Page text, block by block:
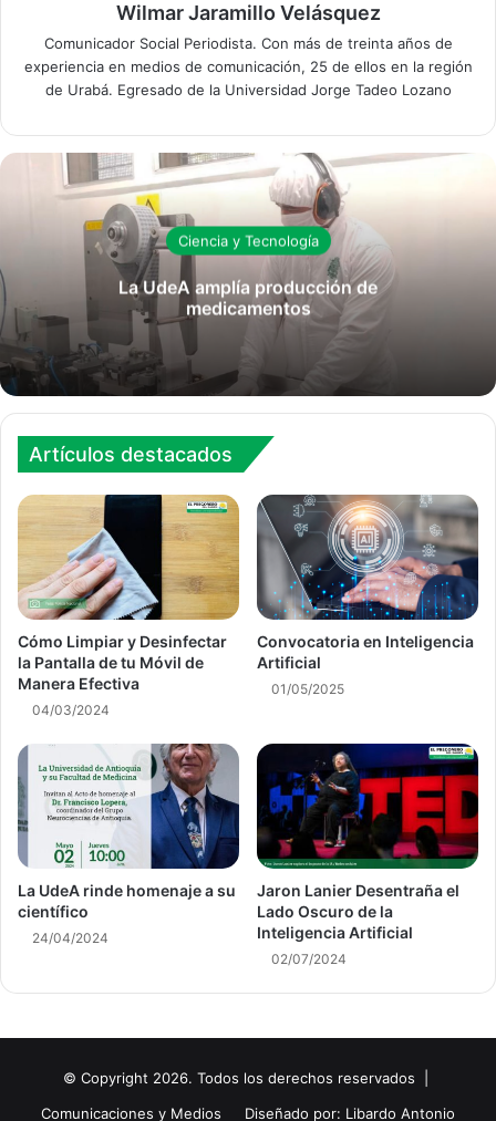
Wilmar Jaramillo Velásquez
Comunicador Social Periodista. Con más de treinta años de
experiencia en medios de comunicación, 25 de ellos en la región
de Urabá. Egresado de la Universidad Jorge Tadeo Lozano
Ciencia y Tecnología
La UdeA amplía producción de
medicamentos
Artículos destacados
Cómo Limpiar y Desinfectar
la Pantalla de tu Móvil de
Manera Efectiva
04/03/2024
Convocatoria en Inteligencia
Artificial
01/05/2025
La UdeA rinde homenaje a su
científico
24/04/2024
Jaron Lanier Desentraña el
Lado Oscuro de la
Inteligencia Artificial
02/07/2024
© Copyright 2026. Todos los derechos reservados |
Comunicaciones y Medios
Diseñado por: Libardo Antonio